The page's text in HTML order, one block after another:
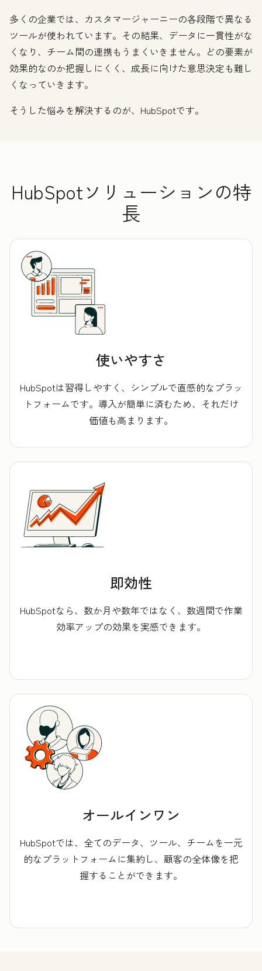
多くの企業では、カスタマージャーニーの各段階で異なる
ツールが使われています。その結果、データに一貫性がな
くなり、チーム間の連携もうまくいきません。どの要素が
効果的なのか把握しにくく、成長に向けた意思決定も難し
くなっていきます。
そうした悩みを解決するのが、HubSpotです。
HubSpotソリューションの特
長
使いやすさ
HubSpotは習得しやすく、シンプルで直感的なプラッ
トフォームです。導入が簡単に済むため、それだけ
価値も高まります。
即効性
HubSpotなら、数か月や数年ではなく、数週間で作業
効率アップの効果を実感できます。
オールインワン
HubSpotでは、全てのデータ、ツール、チームを一元
的なプラットフォームに集約し、顧客の全体像を把
握することができます。